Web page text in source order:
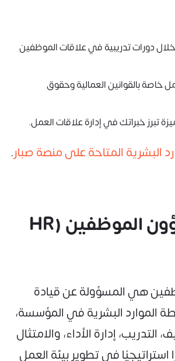
دورات تدريبية في علاقات الموظفين
بالقوانين العمالية وحقوق
تبرز خبراتك في إدارة علاقات العمل.
البشرية المتاحة على منصة صبار.
4. مديرة شؤون الموظفين (HR
هي المسؤولة عن قيادة
الموارد البشرية في المؤسسة،
إدارة الأداء، والامتثال
استراتيجيًا في تطوير بيئة العمل